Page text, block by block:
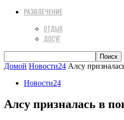
РАЗВЛЕЧЕНИЕ
ОТДЫХ
ДОСУГ
Домой Новости24 Алсу
Новости24
Алсу призналась в